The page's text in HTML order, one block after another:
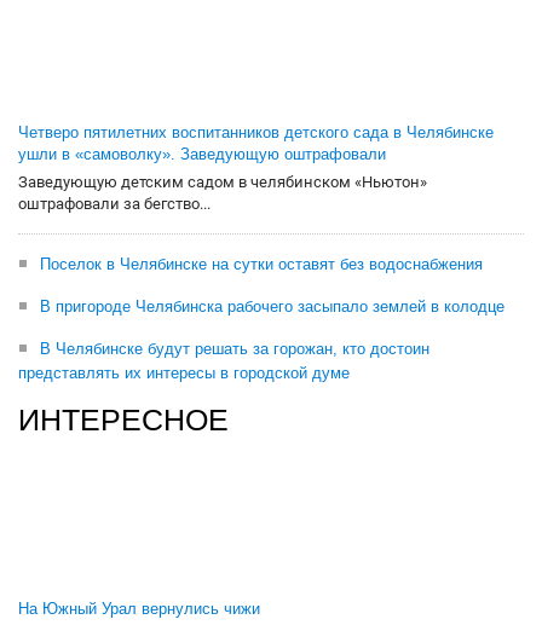
Четверо пятилетних воспитанников детского сада в Челябинске
ушли в «самоволку». Заведующую оштрафовали
Заведующую детским садом в челябинском «Ньютон»
оштрафовали за бегство...
Поселок в Челябинске на сутки оставят без водоснабжения
В пригороде Челябинска рабочего засыпало землей в колодце
В Челябинске будут решать за горожан, кто достоин
представлять их интересы в городской думе
ИНТЕРЕСНОЕ
На Южный Урал вернулись чижи